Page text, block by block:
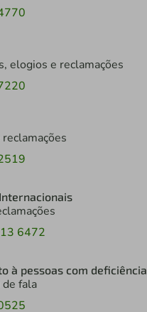
elogios e reclamações
6472
à pessoas com deficiência
fala